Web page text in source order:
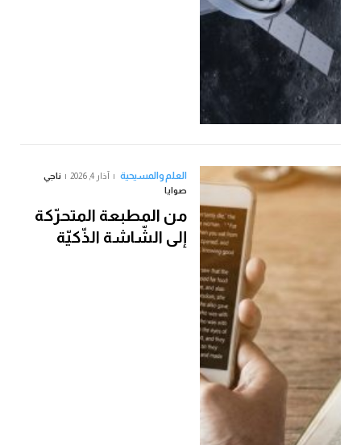
العلم والمسيحية آذار 4, 2026
ناجي
صوايا
من المطبعة المتحرّكة
إلى الشّاشة الذّكيّة